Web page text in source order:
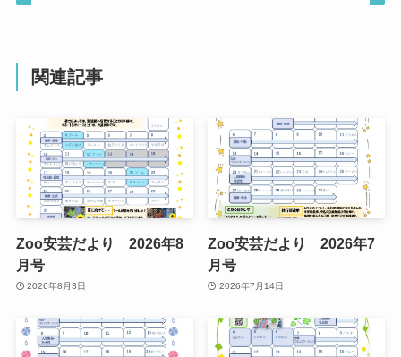
関連記事
Zoo安芸だより 2026年8
月号
2026年8月3日
Zoo安芸だより 2026年7
月号
2026年7月14日